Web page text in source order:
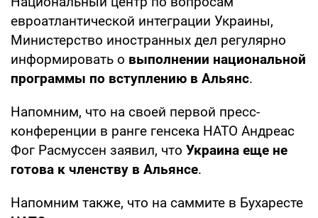
евроатлантической интеграции Украины,
Министерство иностранных дел регулярно
информировать о выполнении национальной
программы по вступлению в Альянс.
Напомним, что на своей первой пресс-
конференции в ранге генсека НАТО Андреас
Фог Расмуссен заявил, что Украина еще не
готова к членству в Альянсе.
Напомним также, что на саммите в Бухаресте